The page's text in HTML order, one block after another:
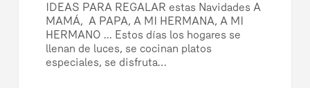
IDEAS PARA REGALAR estas Navidades A
MAMÁ, A PAPA, A MI HERMANA, A MI
HERMANO ... Estos días los hogares se
llenan de luces, se cocinan platos
especiales, se disfruta…